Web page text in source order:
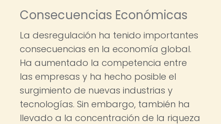
Consecuencias Económicas
La desregulación ha tenido importantes
consecuencias en la economía global.
Ha aumentado la competencia entre
las empresas y ha hecho posible el
surgimiento de nuevas industrias y
tecnologías. Sin embargo, también ha
llevado a la concentración de la riqueza